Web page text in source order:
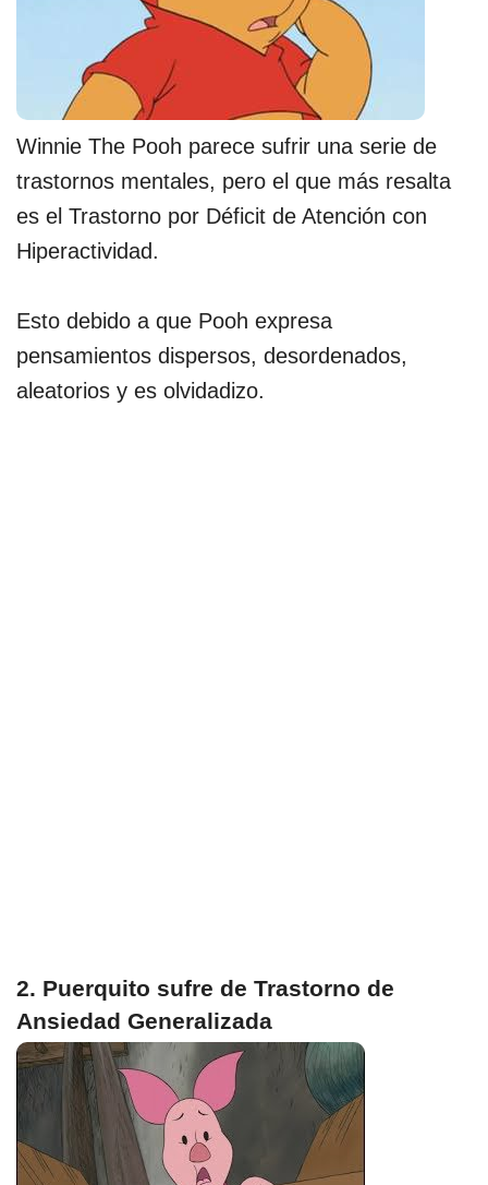
Winnie The Pooh parece sufrir una serie de
trastornos mentales, pero el que más resalta
es el Trastorno por Déficit de Atención con
Hiperactividad.
Esto debido a que Pooh expresa
pensamientos dispersos, desordenados,
aleatorios y es olvidadizo.
2. Puerquito sufre de Trastorno de
Ansiedad Generalizada